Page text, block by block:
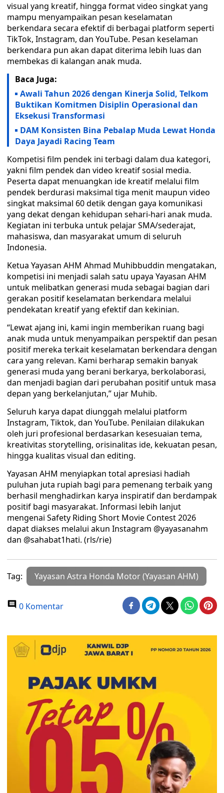
visual yang kreatif, hingga format video singkat yang
mampu menyampaikan pesan keselamatan
berkendara secara efektif di berbagai platform seperti
TikTok, Instagram, dan YouTube. Pesan keselaman
berkendara pun akan dapat diterima lebih luas dan
membekas di kalangan anak muda.
Baca Juga:
Awali Tahun 2026 dengan Kinerja Solid, Telkom
Buktikan Komitmen Disiplin Operasional dan
Eksekusi Transformasi
DAM Konsisten Bina Pebalap Muda Lewat Honda
Daya Jayadi Racing Team
Kompetisi film pendek ini terbagi dalam dua kategori,
yakni film pendek dan video kreatif sosial media.
Peserta dapat menuangkan ide kreatif melalui film
pendek berdurasi maksimal tiga menit maupun video
singkat maksimal 60 detik dengan gaya komunikasi
yang dekat dengan kehidupan sehari-hari anak muda.
Kegiatan ini terbuka untuk pelajar SMA/sederajat,
mahasiswa, dan masyarakat umum di seluruh
Indonesia.
Ketua Yayasan AHM Ahmad Muhibbuddin mengatakan,
kompetisi ini menjadi salah satu upaya Yayasan AHM
untuk melibatkan generasi muda sebagai bagian dari
gerakan positif keselamatan berkendara melalui
pendekatan kreatif yang efektif dan kekinian.
“Lewat ajang ini, kami ingin memberikan ruang bagi
anak muda untuk menyampaikan perspektif dan pesan
positif mereka terkait keselamatan berkendara dengan
cara yang relevan. Kami berharap semakin banyak
generasi muda yang berani berkarya, berkolaborasi,
dan menjadi bagian dari perubahan positif untuk masa
depan yang berkelanjutan,” ujar Muhib.
Seluruh karya dapat diunggah melalui platform
Instagram, Tiktok, dan YouTube. Penilaian dilakukan
oleh juri profesional berdasarkan kesesuaian tema,
kreativitas storytelling, orisinalitas ide, kekuatan pesan,
hingga kualitas visual dan editing.
Yayasan AHM menyiapkan total apresiasi hadiah
puluhan juta rupiah bagi para pemenang terbaik yang
berhasil menghadirkan karya inspiratif dan berdampak
positif bagi masyarakat. Informasi lebih lanjut
mengenai Safety Riding Short Movie Contest 2026
dapat diakses melalui akun Instagram @yayasanahm
dan @sahabat1hati. (rls/rie)
Tag: Yayasan Astra Honda Motor (Yayasan AHM)
0 Komentar